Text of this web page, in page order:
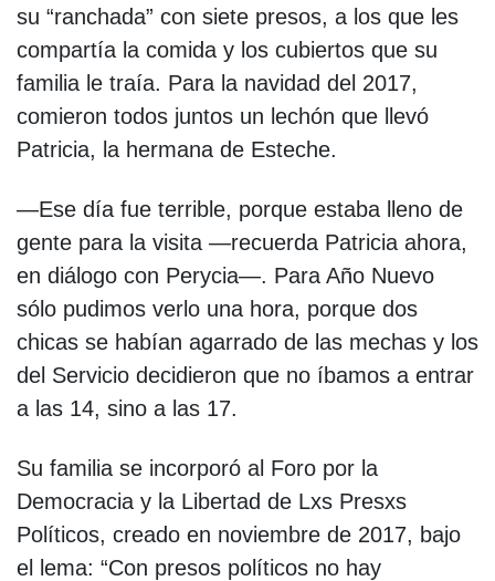
su “ranchada” con siete presos, a los que les
compartía la comida y los cubiertos que su
familia le traía. Para la navidad del 2017,
comieron todos juntos un lechón que llevó
Patricia, la hermana de Esteche.
—Ese día fue terrible, porque estaba lleno de
gente para la visita —recuerda Patricia ahora,
en diálogo con Perycia—. Para Año Nuevo
sólo pudimos verlo una hora, porque dos
chicas se habían agarrado de las mechas y los
del Servicio decidieron que no íbamos a entrar
a las 14, sino a las 17.
Su familia se incorporó al Foro por la
Democracia y la Libertad de Lxs Presxs
Políticos, creado en noviembre de 2017, bajo
el lema: “Con presos políticos no hay